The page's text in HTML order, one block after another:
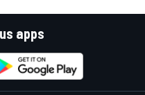
apps